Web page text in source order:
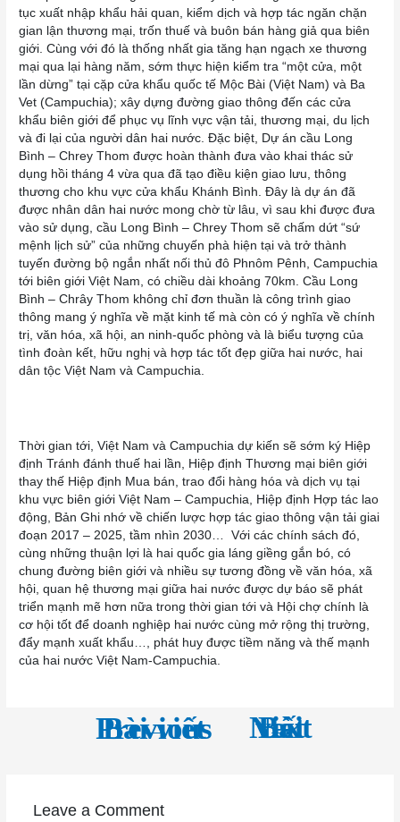
tục xuất nhập khẩu hải quan, kiểm dịch và hợp tác ngăn chặn
gian lận thương mại, trốn thuế và buôn bán hàng giả qua biên
giới. Cùng với đó là thống nhất gia tăng hạn ngạch xe thương
mại qua lại hàng năm, sớm thực hiện kiểm tra “một cửa, một
lần dừng” tại cặp cửa khẩu quốc tế Mộc Bài (Việt Nam) và Ba
Vet (Campuchia); xây dựng đường giao thông đến các cửa
khẩu biên giới để phục vụ lĩnh vực vận tải, thương mại, du lịch
và đi lại của người dân hai nước. Đặc biệt, Dự án cầu Long
Bình – Chrey Thom được hoàn thành đưa vào khai thác sử
dụng hồi tháng 4 vừa qua đã tạo điều kiện giao lưu, thông
thương cho khu vực cửa khẩu Khánh Bình. Đây là dự án đã
được nhân dân hai nước mong chờ từ lâu, vì sau khi được đưa
vào sử dụng, cầu Long Bình – Chrey Thom sẽ chấm dứt “sứ
mệnh lịch sử” của những chuyến phà hiện tại và trở thành
tuyến đường bộ ngắn nhất nối thủ đô Phnôm Pênh, Campuchia
tới biên giới Việt Nam, có chiều dài khoảng 70km. Cầu Long
Bình – Chrây Thom không chỉ đơn thuần là công trình giao
thông mang ý nghĩa về mặt kinh tế mà còn có ý nghĩa về chính
trị, văn hóa, xã hội, an ninh-quốc phòng và là biểu tượng của
tình đoàn kết, hữu nghị và hợp tác tốt đẹp giữa hai nước, hai
dân tộc Việt Nam và Campuchia.
Thời gian tới, Việt Nam và Campuchia dự kiến sẽ sớm ký Hiệp
định Tránh đánh thuế hai lần, Hiệp định Thương mại biên giới
thay thế Hiệp định Mua bán, trao đổi hàng hóa và dịch vụ tại
khu vực biên giới Việt Nam – Campuchia, Hiệp định Hợp tác lao
động, Bản Ghi nhớ về chiến lược hợp tác giao thông vận tải giai
đoạn 2017 – 2025, tầm nhìn 2030… Với các chính sách đó,
cùng những thuận lợi là hai quốc gia láng giềng gắn bó, có
chung đường biên giới và nhiều sự tương đồng về văn hóa, xã
hội, quan hệ thương mại giữa hai nước được dự báo sẽ phát
triển mạnh mẽ hơn nữa trong thời gian tới và Hội chợ chính là
cơ hội tốt để doanh nghiệp hai nước cùng mở rộng thị trường,
đẩy mạnh xuất khẩu…, phát huy được tiềm năng và thế mạnh
của hai nước Việt Nam-Campuchia.
←
Previous Bài viết Next Bài viết
→
Leave a Comment